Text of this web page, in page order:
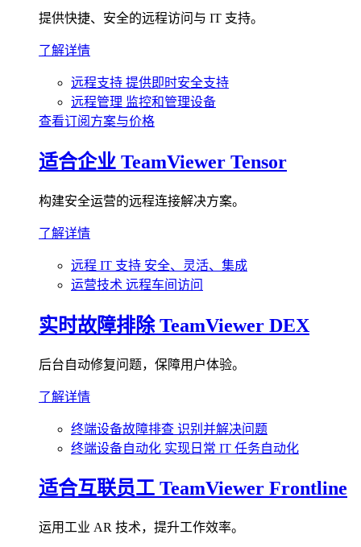
提供快捷、安全的远程访问与 IT 支持。
了解详情
远程支持 提供即时安全支持
远程管理 监控和管理设备
查看订阅方案与价格
适合企业 TeamViewer Tensor
构建安全运营的远程连接解决方案。
了解详情
远程 IT 支持 安全、灵活、集成
运营技术 远程车间访问
实时故障排除 TeamViewer DEX
后台自动修复问题，保障用户体验。
了解详情
终端设备故障排查 识别并解决问题
终端设备自动化 实现日常 IT 任务自动化
适合互联员工 TeamViewer Frontline
运用工业 AR 技术，提升工作效率。